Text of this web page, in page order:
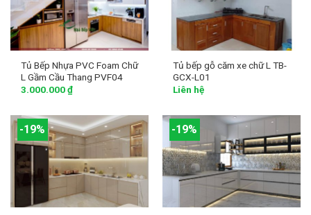
Tủ Bếp Nhựa PVC Foam Chữ
L Gầm Cầu Thang PVF04
3.000.000₫
Tủ bếp gỗ căm xe chữ L TB-
GCX-L01
Liên hệ
-19% -19%